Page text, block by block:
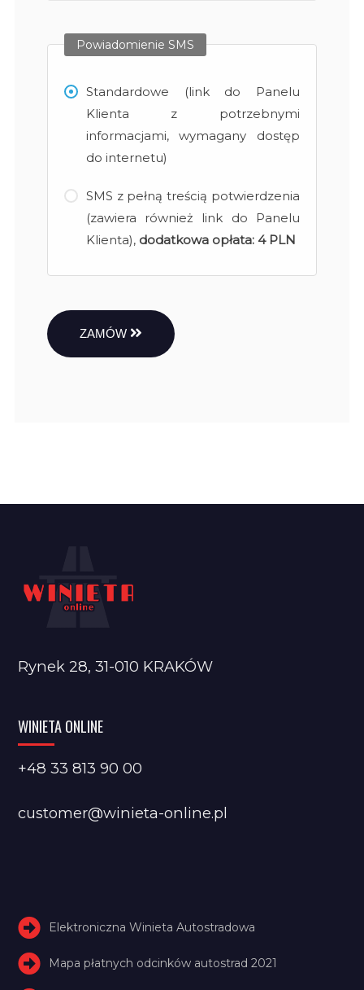
Powiadomienie SMS
Standardowe (link do Panelu
Klienta z potrzebnymi
informacjami, wymagany dostęp
do internetu)
SMS z pełną treścią potwierdzenia
(zawiera również link do Panelu
Klienta), dodatkowa opłata: 4 PLN
ZAMÓW
Rynek 28, 31-010 KRAKÓW
WINIETA ONLINE
+48 33 813 90 00
customer@winieta-online.pl
Elektroniczna Winieta Autostradowa
Mapa płatnych odcinków autostrad 2021